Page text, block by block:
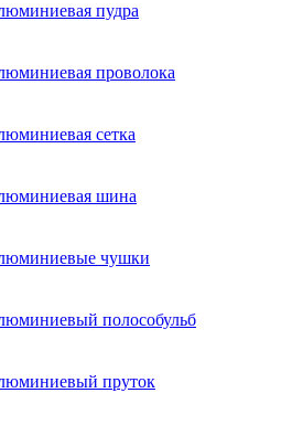
пудра
проволока
сетка
шина
чушки
полособульб
пруток